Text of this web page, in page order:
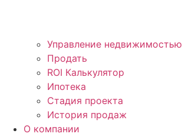
Управление недвижимостью
Продать
ROI Калькулятор
Ипотека
Стадия проекта
История продаж
О компании